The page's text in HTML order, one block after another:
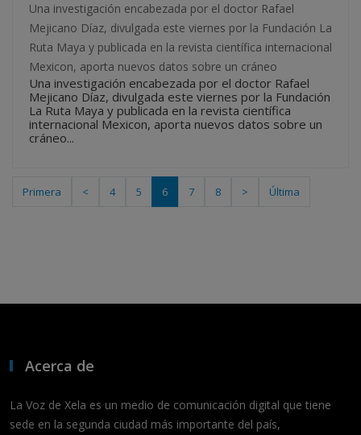
Una investigación encabezada por el doctor Rafael
Mejicano Díaz, divulgada este viernes por la Fundación La
Ruta Maya y publicada en la revista científica internacional
Mexicon, aporta nuevos datos sobre un cráneo
Una investigación encabezada por el doctor Rafael
Mejicano Díaz, divulgada este viernes por la Fundación
La Ruta Maya y publicada en la revista científica
internacional Mexicon, aporta nuevos datos sobre un
cráneo...
Primera < 4 5 6 7 8 > Última
Acerca de
La Voz de Xela es un medio de comunicación digital que tiene
sede en la segunda ciudad más importante del país,